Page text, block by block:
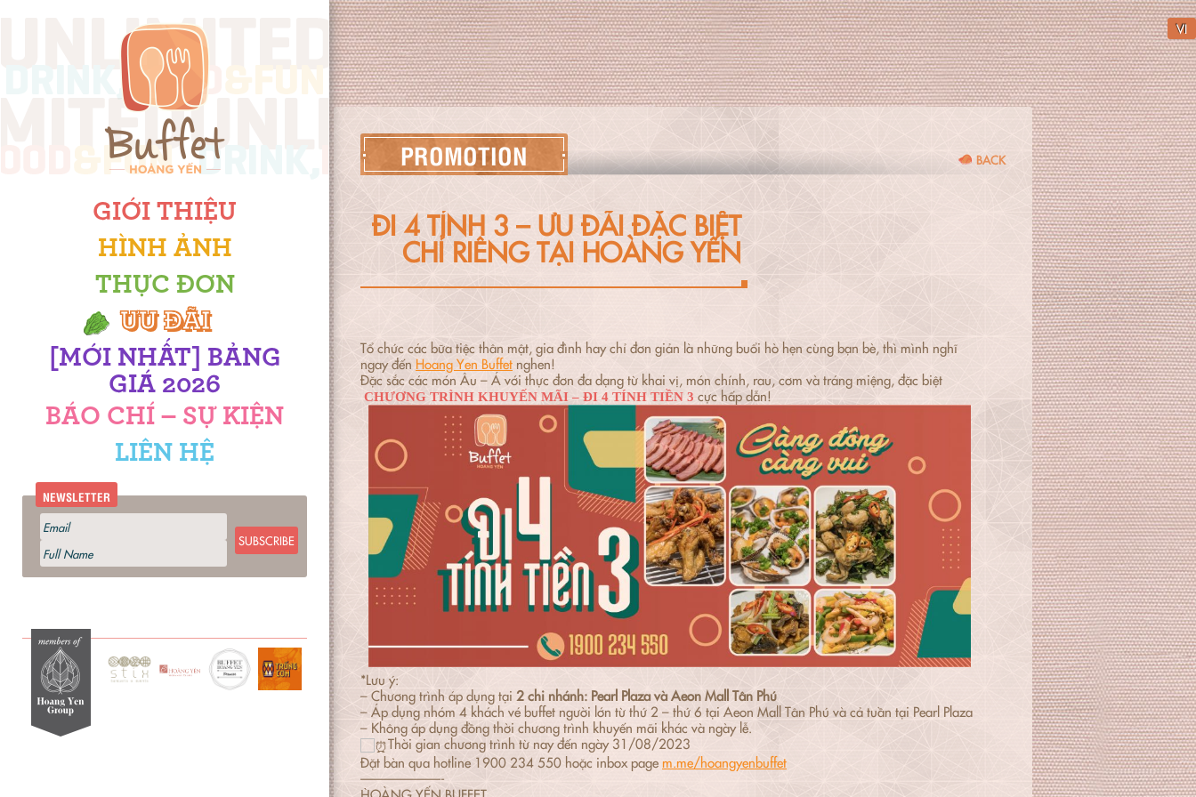
GIỚI THIỆU
HÌNH ẢNH
THỰC ĐƠN
ƯU ĐÃI
[MỚI NHẤT] BẢNG
GIÁ 2026
BÁO CHÍ – SỰ KIỆN
LIÊN HỆ
NEWSLETTER
SUBSCRIBE
VI
PROMOTION BACK
ĐI 4 TÍNH 3 – ƯU ĐÃI ĐẶC BIỆT
CHỈ RIÊNG TẠI HOÀNG YẾN
Tổ chức các bữa tiệc thân mật, gia đình hay chỉ đơn giản là những buổi hò hẹn cùng bạn bè, thì mình nghĩ
ngay đến Hoang Yen Buffet nghen!
Đặc sắc các món Âu – Á với thực đơn đa dạng từ khai vị, món chính, rau, cơm và tráng miệng, đặc biệt
CHƯƠNG TRÌNH KHUYẾN MÃI – ĐI 4 TÍNH TIỀN 3 cực hấp dẫn!
*Lưu ý:
– Chương trình áp dụng tại 2 chi nhánh: Pearl Plaza và Aeon Mall Tân Phú
– Áp dụng nhóm 4 khách vé buffet người lớn từ thứ 2 – thứ 6 tại Aeon Mall Tân Phú và cả tuần tại Pearl Plaza
– Không áp dụng đồng thời chương trình khuyến mãi khác và ngày lễ.
Thời gian chương trình từ nay đến ngày 31/08/2023
Đặt bàn qua hotline 1900 234 550 hoặc inbox pagem.me/hoangyenbuffet
——————-